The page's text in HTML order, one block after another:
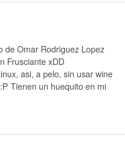
de Omar Rodriguez Lopez
Frusciante xDD
asi, a pelo, sin usar wine
Tienen un huequito en mi